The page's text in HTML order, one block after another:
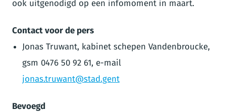
ook uitgenodigd op een infomoment in maart.
Contact voor de pers
Jonas Truwant, kabinet schepen Vandenbroucke,
gsm 0476 50 92 61, e-mail
jonas.truwant@stad.gent
Bevoegd